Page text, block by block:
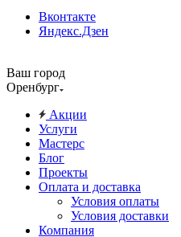
Вконтакте
Яндекс.Дзен
Ваш город
Оренбург
Акции
Услуги
Мастерс
Блог
Проекты
Оплата и доставка
Условия оплаты
Условия доставки
Компания